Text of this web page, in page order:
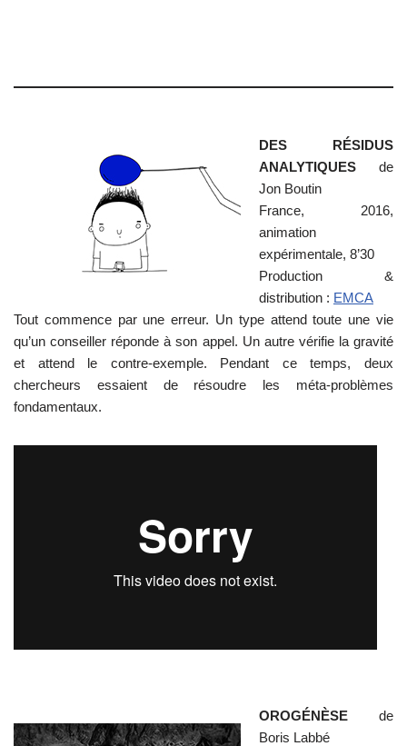
DES RÉSIDUS
ANALYTIQUES de
Jon Boutin
France, 2016,
animation
expérimentale, 8’30
Production &
distribution : EMCA
Tout commence par une erreur. Un type attend toute une vie
qu’un conseiller réponde à son appel. Un autre vérifie la gravité
et attend le contre-exemple. Pendant ce temps, deux
chercheurs essaient de résoudre les méta-problèmes
fondamentaux.
OROGÉNÈSE de
Boris Labbé